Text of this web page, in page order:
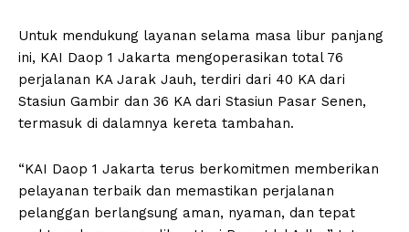
Untuk mendukung layanan selama masa libur panjang
ini, KAI Daop 1 Jakarta mengoperasikan total 76
perjalanan KA Jarak Jauh, terdiri dari 40 KA dari
Stasiun Gambir dan 36 KA dari Stasiun Pasar Senen,
termasuk di dalamnya kereta tambahan.
“KAI Daop 1 Jakarta terus berkomitmen memberikan
pelayanan terbaik dan memastikan perjalanan
pelanggan berlangsung aman, nyaman, dan tepat